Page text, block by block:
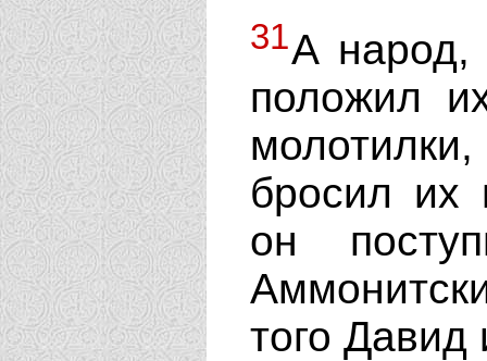
31А
положил
бросил их
он
того